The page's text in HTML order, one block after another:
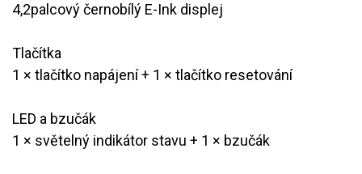
4,2palcový černobílý E-Ink displej
Tlačítka
​1 × tlačítko napájení + 1 × tlačítko resetování
LED a bzučák
1 × světelný indikátor stavu + 1 × bzučák